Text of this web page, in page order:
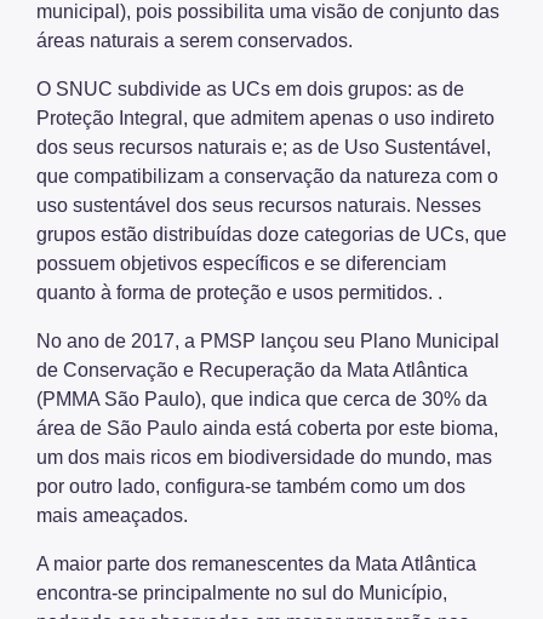
Licenciamento Ambiental Industrial
Heliponto
Áreas Contaminadas
Estudos Ambientais
Produtos Perigosos
TCA - Termo de Compromisso Ambiental
Motogeradores
IPVA
Fiscalização Ambiental
Defesa e Valorização Ambiental
Mudanças Climáticas
municipal), pois possibilita uma visão de conjunto das
áreas naturais a serem conservados.
O SNUC subdivide as UCs em dois grupos: as de
Proteção Integral, que admitem apenas o uso indireto
dos seus recursos naturais e; as de Uso Sustentável,
que compatibilizam a conservação da natureza com o
uso sustentável dos seus recursos naturais. Nesses
grupos estão distribuídas doze categorias de UCs, que
possuem objetivos específicos e se diferenciam
quanto à forma de proteção e usos permitidos. .
No ano de 2017, a PMSP lançou seu Plano Municipal
de Conservação e Recuperação da Mata Atlântica
(PMMA São Paulo), que indica que cerca de 30% da
área de São Paulo ainda está coberta por este bioma,
um dos mais ricos em biodiversidade do mundo, mas
por outro lado, configura-se também como um dos
mais ameaçados.
A maior parte dos remanescentes da Mata Atlântica
encontra-se principalmente no sul do Município,